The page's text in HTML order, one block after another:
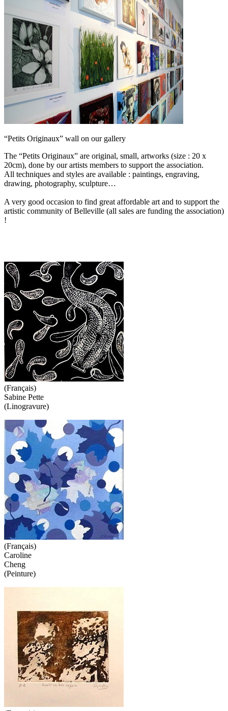
“Petits Originaux” wall on our gallery
The “Petits Originaux” are original, small, artworks (size : 20 x
20cm), done by our artists members to support the association.
All techniques and styles are available : paintings, engraving,
drawing, photography, sculpture…
A very good occasion to find great affordable art and to support the
artistic community of Belleville (all sales are funding the association)
!
(Français)
Sabine Pette
(Linogravure)
(Français)
Caroline
Cheng
(Peinture)